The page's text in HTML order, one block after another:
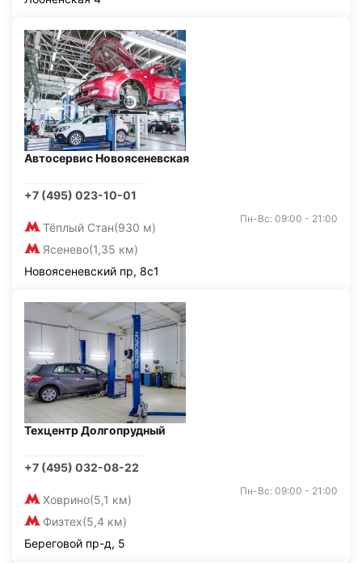
Автосервис Новоясеневская
+7 (495) 023-10-01
Тёплый Стан(930 м)
Ясенево(1,35 км)
Пн-Вс: 09:00 - 21:00
Новоясеневский пр, 8с1
Техцентр Долгопрудный
+7 (495) 032-08-22
Ховрино(5,1 км)
Физтех(5,4 км)
Пн-Вс: 09:00 - 21:00
Береговой пр-д, 5